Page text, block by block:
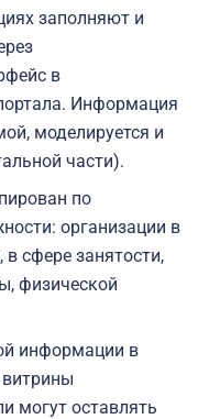
заполняют и
в
Информация
моделируется и
части).
по
организации в
сфере занятости,
физической
информации в
могут оставлять